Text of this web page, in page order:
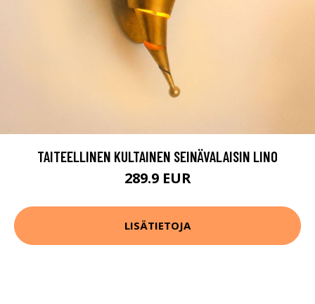
TAITEELLINEN KULTAINEN SEINÄVALAISIN LINO
289.9 EUR
LISÄTIETOJA